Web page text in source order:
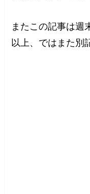
またこの記事は週
以上、ではまた別